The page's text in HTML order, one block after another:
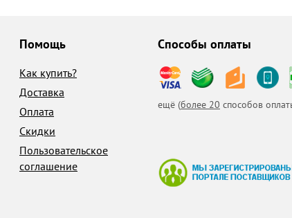
Помощь
Как купить?
Доставка
Оплата
Скидки
Пользовательское
соглашение
Способы оплаты
ещё (более 20 способов